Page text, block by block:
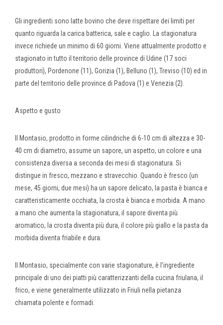
Gli ingredienti sono latte bovino che deve rispettare dei limiti per
quanto riguarda la carica batterica, sale e caglio. La stagionatura
invece richiede un minimo di 60 giorni. Viene attualmente prodotto e
stagionato in tutto il territorio delle province di Udine (17 soci
produttori), Pordenone (11), Gorizia (1), Belluno (1), Treviso (10) ed in
parte del territorio delle province di Padova (1) e Venezia (2).
Aspetto e gusto
Il Montasio, prodotto in forme cilindriche di 6-10 cm di altezza e 30-
40 cm di diametro, assume un sapore, un aspetto, un colore e una
consistenza diversa a seconda dei mesi di stagionatura. Si
distingue in fresco, mezzano e stravecchio. Quando è fresco (un
mese, 45 giorni, due mesi) ha un sapore delicato, la pasta è bianca e
caratteristicamente occhiata, la crosta è bianca e morbida. A mano
a mano che aumenta la stagionatura, il sapore diventa più
aromatico, la crosta diventa più dura, il colore più giallo e la pasta da
morbida diventa friabile e dura.
Il Montasio, specialmente con varie stagionature, è l'ingrediente
principale di uno dei piatti più caratterizzanti della cucina friulana, il
frico, e viene generalmente utilizzato in Friuli nella pietanza
chiamata polente e formadi.